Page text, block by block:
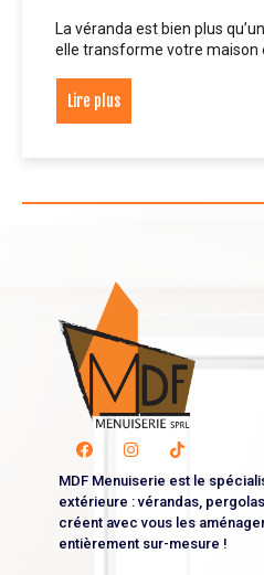
La véranda est bien plus
elle transforme votre maison
Lire plus
MDF Menuiserie est le
extérieure : vérandas,
créent avec vous les
entièrement sur-mesure !